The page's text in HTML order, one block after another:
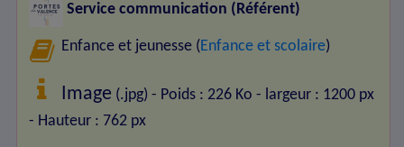
Service communication (Référent)
Enfance et jeunesse ( Enfance et scolaire)
Image (.jpg) - Poids : 226 Ko - largeur : 1200 px
- Hauteur : 762 px